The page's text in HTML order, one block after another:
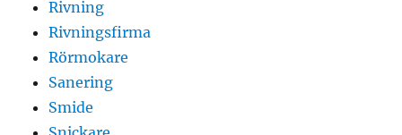
Rivning
Rivningsfirma
Rörmokare
Sanering
Smide